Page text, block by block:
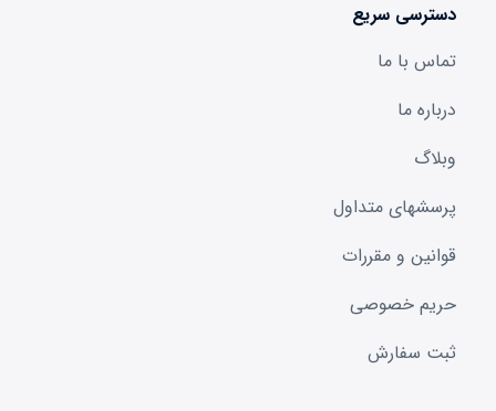
دسترسی سریع
تماس با ما
درباره ما
وبلاگ
پرسشهای متداول
قوانین و مقررات
حریم خصوصی
ثبت سفارش